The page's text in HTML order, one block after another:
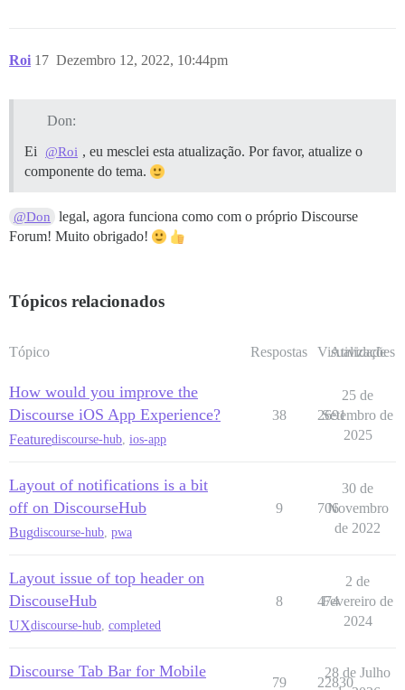
Roi Dezembro 12, 2022, 10:44pm
17
Don:
Ei
@Roi , eu mesclei esta atualização. Por favor, atualize o
componente do tema.
@Don
legal, agora funciona como com o próprio Discourse
Forum! Muito obrigado!
Tópicos relacionados
Tópico Respostas Visualizações
Atividade
How would you improve the
Discourse iOS App Experience?
Featurediscourse-hub, ios-app
38 2691
25 de
Setembro de
2025
Layout of notifications is a bit
off on DiscourseHub
Bugdiscourse-hub, pwa
9 706
30 de
Novembro
de 2022
Layout issue of top header on
DiscouseHub
UXdiscourse-hub, completed
8 474
2 de
Fevereiro de
2024
Discourse Tab Bar for Mobile
79 22830
28 de Julho